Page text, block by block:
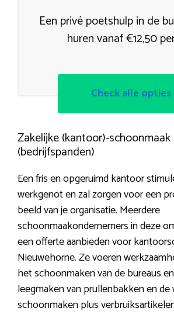
Een privé poetshulp in de
huren vanaf €12,50
Check alle opties
Zakelijke (kantoor)-schoonmaak
(bedrijfspanden)
Een fris en opgeruimd kantoor
werkgenot en zal zorgen voor een
beeld van je organisatie. Meerdere
schoonmaakondernemers in deze
een offerte aanbieden voor
Nieuwehorne. Ze voeren
het schoonmaken van de bureaus
leegmaken van prullenbakken en de
schoonmaken plus